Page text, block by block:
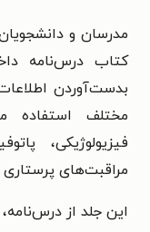
کتاب درس‌نامه
بدست‌آوردن اطلاعات
مختلف استفاده
فیزیولوژیکی،
مراقبت‌های پرستاری
این جلد از